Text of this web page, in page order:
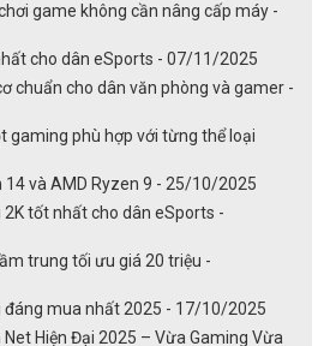
game không cần nâng cấp máy -
cho dân eSports - 07/11/2025
chuẩn cho dân văn phòng và gamer -
gaming phù hợp với từng thể loại
14 và AMD Ryzen 9 - 25/10/2025
tốt nhất cho dân eSports -
trung tối ưu giá 20 triệu -
đáng mua nhất 2025 - 17/10/2025
Net Hiện Đại 2025 – Vừa Gaming Vừa